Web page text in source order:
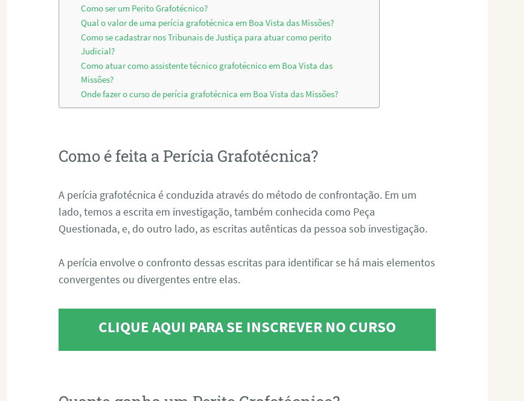
Como ser um Perito Grafotécnico?
Qual o valor de uma perícia grafotécnica em Boa Vista das Missões?
Como se cadastrar nos Tribunais de Justiça para atuar como perito
Judicial?
Como atuar como assistente técnico grafotécnico em Boa Vista das
Missões?
Onde fazer o curso de perícia grafotécnica em Boa Vista das Missões?
Como é feita a Perícia Grafotécnica?
A perícia grafotécnica é conduzida através do método de confrontação. Em um
lado, temos a escrita em investigação, também conhecida como Peça
Questionada, e, do outro lado, as escritas autênticas da pessoa sob investigação.
A perícia envolve o confronto dessas escritas para identificar se há mais elementos
convergentes ou divergentes entre elas.
CLIQUE AQUI PARA SE INSCREVER NO CURSO